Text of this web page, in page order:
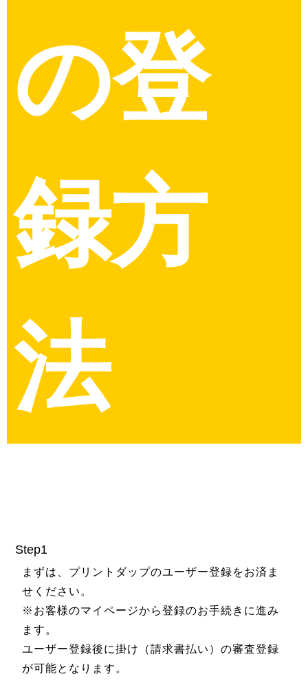
の登
録方
法
Step1
まずは、プリントダップのユーザー登録をお済ま
せください。
※お客様のマイページから登録のお手続きに進み
ます。
ユーザー登録後に掛け（請求書払い）の審査登録
が可能となります。